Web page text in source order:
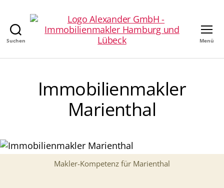
Suchen
Alexander
GmbH
Immobilienmakler
in
Hamburg
Menü
Immobilienmakler
Marienthal
Makler-Kompetenz für Marienthal